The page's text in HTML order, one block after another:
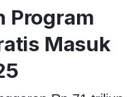
Program
Masuk